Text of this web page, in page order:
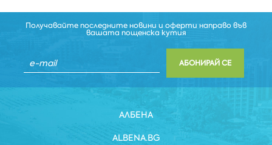
Получавайте последните новини и оферти направо във
вашата пощенска кутия
АБОНИРАЙ СЕ
АЛБЕНА
ALBENA.BG